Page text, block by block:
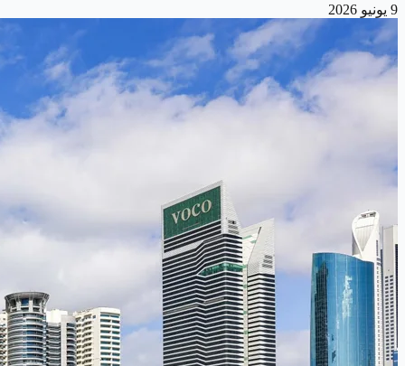
9 يونيو 2026